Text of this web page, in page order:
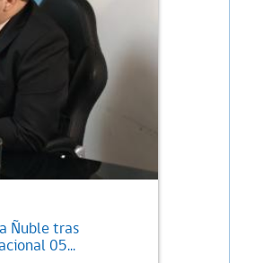
Ñuble tras
05...